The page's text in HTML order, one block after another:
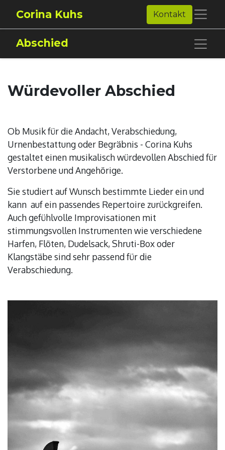
Corina Kuhs Kontakt
Abschied
Würdevoller Abschied
Ob Musik für die Andacht, Verabschiedung,
Urnenbestattung oder Begräbnis - Corina Kuhs
gestaltet einen musikalisch würdevollen Abschied für
Verstorbene und Angehörige.
Sie studiert auf Wunsch bestimmte Lieder ein und
kann auf ein passendes Repertoire zurückgreifen.
Auch gefühlvolle Improvisationen mit
stimmungsvollen Instrumenten wie verschiedene
Harfen, Flöten, Dudelsack, Shruti-Box oder
Klangstäbe sind sehr passend für die
Verabschiedung.